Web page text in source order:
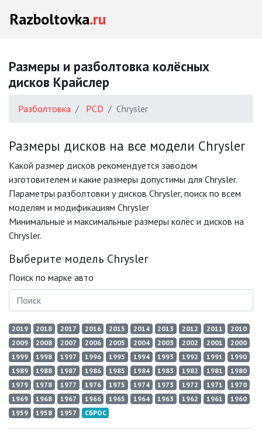
Razboltovka.ru
Размеры и разболтовка колёсных
дисков Крайслер
Разболтовка PCD Chrysler
Размеры дисков на все модели Chrysler
Какой размер дисков рекомендуется заводом
изготовителем и какие размеры допустимы для Chrysler.
Параметры разболтовки у дисков Chrysler, поиск по всем
моделям и модификациям Chrysler
Минимальные и максимальные размеры колёс и дисков на
Chrysler.
Выберите модель Chrysler
Поиск по марке авто
2019 2018 2017 2016 2015 2014 2013 2012 2011
2010
2009
2008 2007 2006 2005 2004 2003 2002 2001
2000
1999
1998 1997 1996 1995 1994 1993 1992 1991
1990
1989
1988 1987 1986 1985 1984 1983 1982 1981
1980
1979
1978 1977 1976 1975 1974 1973 1972 1971
1970
1969
1968 1967 1966 1965 1964 1963 1962 1961
1960
1959
1958 1957 СБРОС